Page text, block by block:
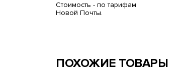
Стоимость - по тарифам
Новой Почты.
ПОХОЖИЕ ТОВАРЫ